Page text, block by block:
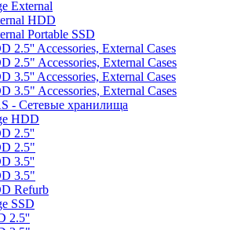
External
HDD
Portable SSD
2.5'' Accessories, External Cases
2.5" Accessories, External Cases
3.5'' Accessories, External Cases
3.5" Accessories, External Cases
- Сетевые хранилища
HDD
2.5''
2.5"
3.5''
3.5"
Refurb
SSD
2.5''